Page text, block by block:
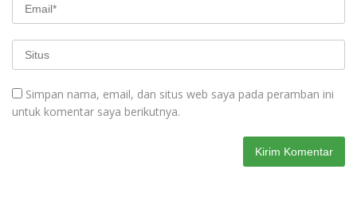
Simpan nama, email, dan situs web saya pada peramban ini
untuk komentar saya berikutnya.